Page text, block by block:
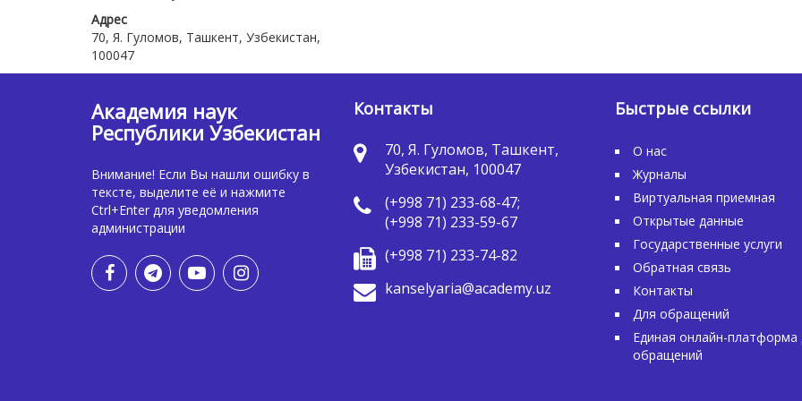
Адрес
70, Я. Гуломов, Ташкент, Узбекистан,
100047
Академия наук
Республики Узбекистан
Внимание! Если Вы нашли ошибку в
тексте, выделите её и нажмите
Ctrl+Enter для уведомления
администрации
Контакты
70, Я. Гуломов, Ташкент,
Узбекистан, 100047
(+998 71) 233-68-47;
(+998 71) 233-59-67
(+998 71) 233-74-82
kanselyaria@academy.uz
Быстрые ссылки
О нас
Журналы
Виртуальная приемная
Открытые данные
Государственные услуги
Обратная связь
Контакты
Для обращений
Единая онлайн-платформа
обращений